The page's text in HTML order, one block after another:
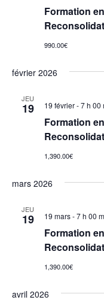
Formation
990.00€
février 2026
JEU
19
Formation
19 février - 7 h 00
1,390.00€
mars 2026
JEU
19
Formation
19 mars - 7 h 00
1,390.00€
avril 2026